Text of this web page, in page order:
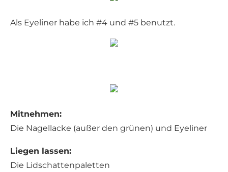
Als Eyeliner habe ich #4 und #5 benutzt.
Mitnehmen:
Die Nagellacke (außer den grünen) und Eyeliner
Liegen lassen:
Die Lidschattenpaletten